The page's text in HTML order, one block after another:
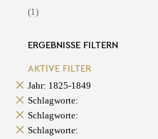
(1)
ERGEBNISSE FILTERN
AKTIVE FILTER
Jahr: 1825-1849
Schlagworte:
Schlagworte:
Schlagworte: